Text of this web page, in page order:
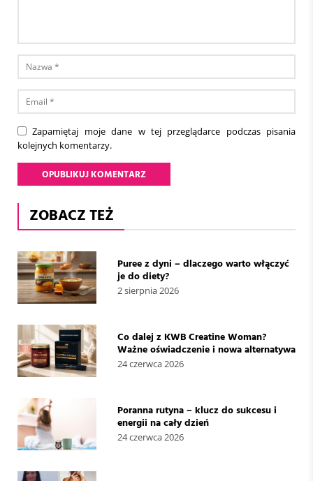
Zapamiętaj moje dane w tej przeglądarce podczas pisania
kolejnych komentarzy.
ZOBACZ TEŻ
Puree z dyni – dlaczego warto włączyć
je do diety?
2 sierpnia 2026
Co dalej z KWB Creatine Woman?
Ważne oświadczenie i nowa alternatywa
24 czerwca 2026
Poranna rutyna – klucz do sukcesu i
energii na cały dzień
24 czerwca 2026